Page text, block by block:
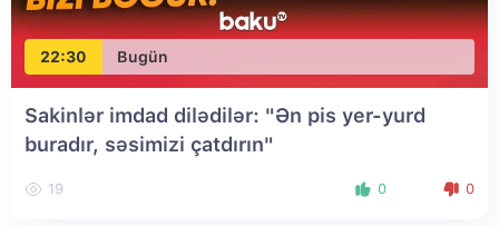
22:30 Bugün
Sakinlər imdad dilədilər: "Ən pis yer-yurd
buradır, səsimizi çatdırın"
19 0 0